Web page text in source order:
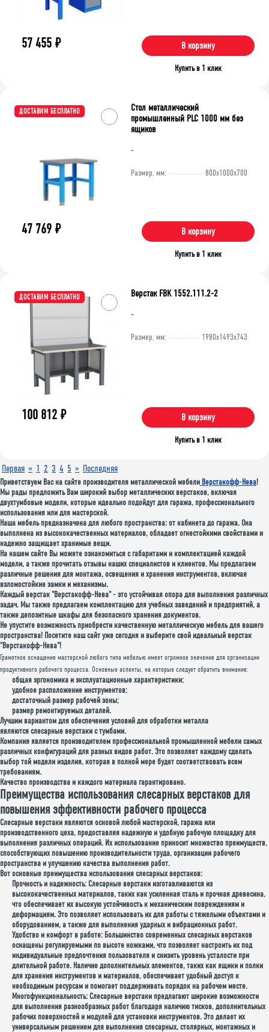
57 455 ₽ В корзину
Купить в 1 клик
ДОСТАВИМ БЕСПЛАТНО
-
Стол металлический
промышленный PLC 1000 мм без
ящиков
Размер, мм: 800x1000x700
47 769 ₽ В корзину
Купить в 1 клик
ДОСТАВИМ БЕСПЛАТНО
-
Верстак FBK 1552.111.2-2
Размер, мм: 1980x1493x743
100 812 ₽ В корзину
Купить в 1 клик
Первая « 1 2 3 4 5 » Последняя
Приветствуем Вас на сайте производителя металлической мебели Верстакофф-Нева!
Мы рады предложить Вам широкий выбор металлических верстаков, включая
двухтумбовые модели, которые идеально подойдут для гаража, профессионального
использования или для мастерской.
Наша мебель предназначена для любого пространства: от кабинета до гаража. Она
выполнена из высококачественных материалов, обладает огнестойкими свойствами и
надежно защищает хранимые вещи.
На нашем сайте Вы можете ознакомиться с габаритами и комплектацией каждой
модели, а также прочитать отзывы наших специалистов и клиентов. Мы предлагаем
различные решения для монтажа, освещения и хранения инструментов, включая
взломостойкие замки и механизмы.
Каждый верстак "Верстакофф-Нева" - это устойчивая опора для выполнения различных
задач. Мы также предлагаем комплектацию для учебных заведений и предприятий, а
также депозитные шкафы для безопасного хранения документов.
Не упустите возможность приобрести качественную металлическую мебель для вашего
пространства! Посетите наш сайт уже сегодня и выберите свой идеальный верстак
"Верстакофф-Нева"!
Грамотное оснащение мастерской любого типа мебелью имеет огромное значение для организации
продуктивного рабочего процесса. Основные аспекты, на которые следует обратить внимание:
общая эргономика и эксплуатационные характеристики;
удобное расположение инструментов;
достаточный размер рабочей зоны;
размер ремонтируемых деталей.
Лучшим вариантом для обеспечения условий для обработки металла
являются слесарные верстаки с тумбами.
Компания является производителем профессиональной промышленной мебели самых
различных конфигураций для разных видов работ. Это позволяет каждому сделать
выбор той модели изделия, которая в полной мере будет соответствовать всем
требованиям.
Качество производства и каждого материала гарантировано.
Преимущества использования слесарных верстаков для
повышения эффективности рабочего процесса
Слесарные верстаки являются основой любой мастерской, гаража или
производственного цеха, предоставляя надежную и удобную рабочую площадку для
выполнения различных операций. Их использование приносит множество преимуществ,
способствующих повышению производительности труда, организации рабочего
пространства и улучшению качества выполнения работ.
Вот основные преимущества использования слесарных верстаков:
Прочность и надежность:Слесарные верстаки изготавливаются из
высококачественных материалов, таких как усиленная сталь и прочная древесина,
что обеспечивает их высокую устойчивость к механическим повреждениям и
деформациям. Это позволяет использовать их для работы с тяжелыми объектами и
оборудованием, а также для выполнения ударных и вибрационных работ.
Удобство и комфорт в работе: Большинство современных слесарных верстаков
оснащены регулируемыми по высоте ножками, что позволяет настроить их под
индивидуальные предпочтения пользователя и снизить уровень усталости при
длительной работе. Наличие дополнительных элементов, таких как ящики и полки
для хранения инструментов и материалов, обеспечивает удобный доступ к
необходимым ресурсам и помогает поддерживать порядок на рабочем месте.
Многофункциональность:Слесарные верстаки предлагают широкие возможности
для выполнения разнообразных работ благодаря наличию тисков, дополнительных
рабочих поверхностей и модулей для установки инструментов. Это делает их
универсальным решением для выполнения слесарных, столярных, монтажных и